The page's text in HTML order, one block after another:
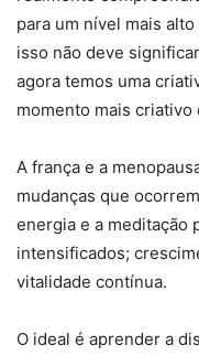
para um nível mais
isso não deve
agora temos uma
momento mais
A frança e a
mudanças que
energia e a meditação
intensificados;
vitalidade contínua.
O ideal é aprender a